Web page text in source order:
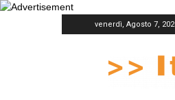
venerdì, Agosto 7,